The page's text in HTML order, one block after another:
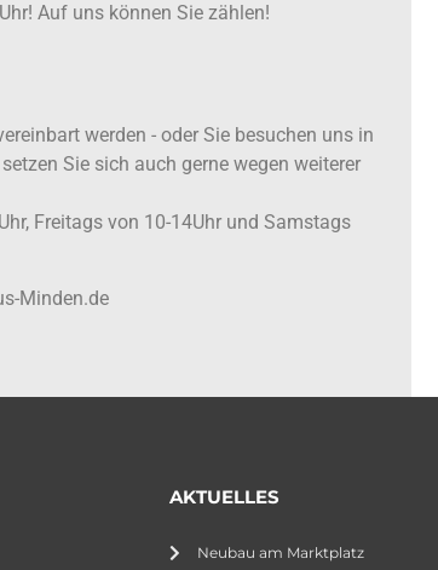
Auf uns können Sie zählen!
werden - oder Sie besuchen uns in
Sie sich auch gerne wegen weiterer
Freitags von 10-14Uhr und Samstags
Minden.de
AKTUELLES
Neubau am Marktplatz